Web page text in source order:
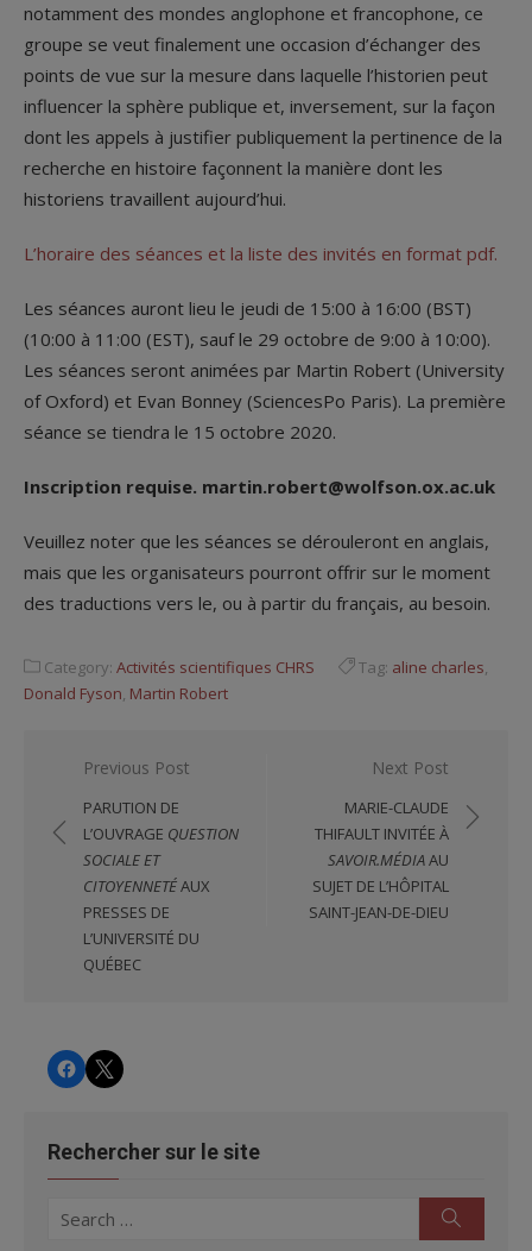
notamment des mondes anglophone et francophone, ce
groupe se veut finalement une occasion d’échanger des
points de vue sur la mesure dans laquelle l’historien peut
influencer la sphère publique et, inversement, sur la façon
dont les appels à justifier publiquement la pertinence de la
recherche en histoire façonnent la manière dont les
historiens travaillent aujourd’hui.
L’horaire des séances et la liste des invités en format pdf.
Les séances auront lieu le jeudi de 15:00 à 16:00 (BST)
(10:00 à 11:00 (EST), sauf le 29 octobre de 9:00 à 10:00).
Les séances seront animées par Martin Robert (University
of Oxford) et Evan Bonney (SciencesPo Paris). La première
séance se tiendra le 15 octobre 2020.
Inscription requise. martin.robert@wolfson.ox.ac.uk
Veuillez noter que les séances se dérouleront en anglais,
mais que les organisateurs pourront offrir sur le moment
des traductions vers le, ou à partir du français, au besoin.
Category: Activités scientifiques CHRS Tag: aline charles,
Donald Fyson, Martin Robert
Navigation
l'article
Previous Post
PARUTION DE
L’OUVRAGE QUESTION
SOCIALE ET
CITOYENNETÉAUX
PRESSES DE
L’UNIVERSITÉ DU
QUÉBEC
Next Post
MARIE-CLAUDE
THIFAULT INVITÉE À
SAVOIR.MÉDIAAU
SUJET DE L’HÔPITAL
SAINT-JEAN-DE-DIEU
CHRSCHRS
Rechercher sur le site
Search